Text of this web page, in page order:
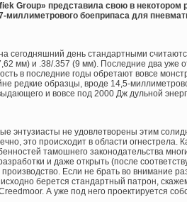
Group» представила свою в
миллиметрового боеприпаса для
сегодняшний день стандартными
мм) и .38/.357 (9 мм). Последние два уже
в последние годы обретают вовсе
редкие образцы, вроде 14,5-
и вовсе под 2000 Дж дульной
энтузиасты не удовлетворены этим
это происходит в области огнестрела.
тамошнего законодательства
и даже открыть (после
Если не брать во внимание
исходно берется стандартный патрон,
А уже под него проектируется